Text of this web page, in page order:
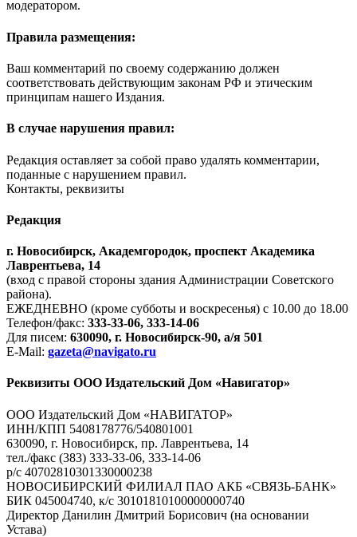
модератором.
Правила размещения:
Ваш комментарий по своему содержанию должен
соответствовать действующим законам РФ и этическим
принципам нашего Издания.
В случае нарушения правил:
Редакция оставляет за собой право удалять комментарии,
поданные с нарушением правил.
Контакты, реквизиты
Редакция
г. Новосибирск, Академгородок, проспект Академика
Лаврентьева, 14
(вход с правой стороны здания Администрации Советского
района).
ЕЖЕДНЕВНО (кроме субботы и воскресенья) с 10.00 до 18.00
Телефон/факс: 333-33-06, 333-14-06
Для писем: 630090, г. Новосибирск-90, а/я 501
E-Mail: gazeta@navigato.ru
Реквизиты ООО Издательский Дом «Навигатор»
ООО Издательский Дом «НАВИГАТОР»
ИНН/КПП 5408178776/540801001
630090, г. Новосибирск, пр. Лаврентьева, 14
тел./факс (383) 333-33-06, 333-14-06
р/с 40702810301330000238
НОВОСИБИРСКИЙ ФИЛИАЛ ПАО АКБ «СВЯЗЬ-БАНК»
БИК 045004740, к/с 30101810100000000740
Директор Данилин Дмитрий Борисович (на основании
Устава)